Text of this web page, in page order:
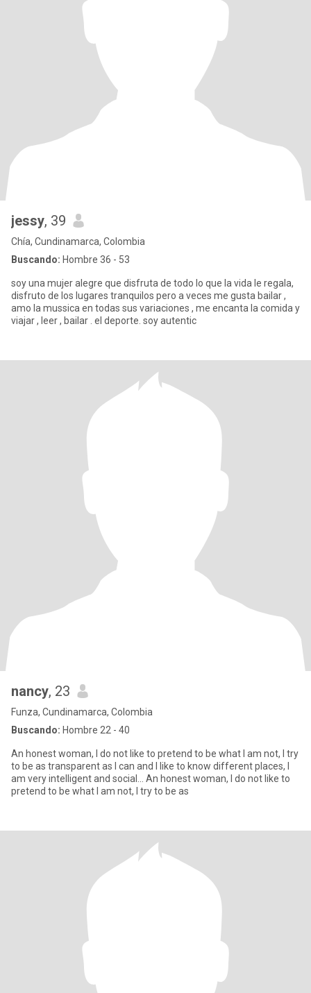
jessy, 39
Chía, Cundinamarca, Colombia
Buscando: Hombre 36 - 53
soy una mujer alegre que disfruta de todo lo que la vida le regala,
disfruto de los lugares tranquilos pero a veces me gusta bailar ,
amo la mussica en todas sus variaciones , me encanta la comida y
viajar , leer , bailar . el deporte. soy autentic
nancy, 23
Funza, Cundinamarca, Colombia
Buscando: Hombre 22 - 40
An honest woman, I do not like to pretend to be what I am not, I try
to be as transparent as I can and I like to know different places, I
am very intelligent and social... An honest woman, I do not like to
pretend to be what I am not, I try to be as